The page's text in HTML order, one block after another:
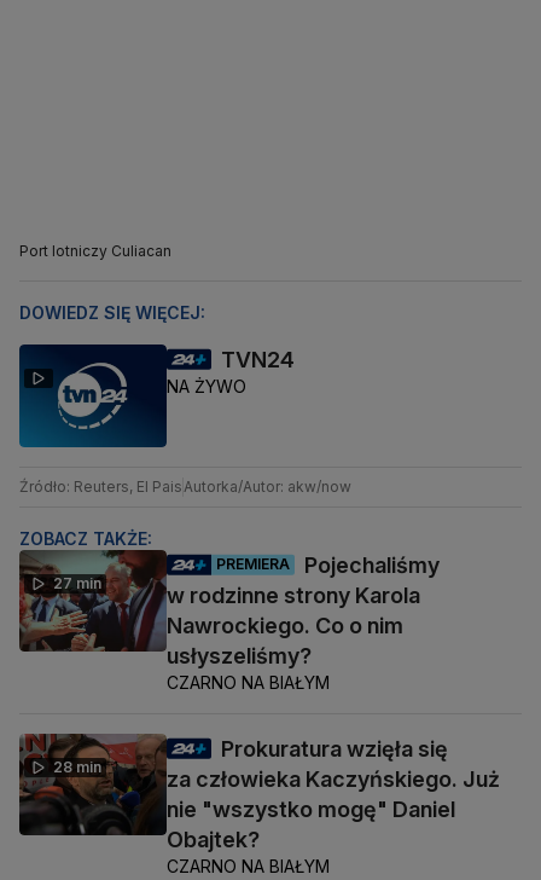
Port lotniczy Culiacan
DOWIEDZ SIĘ WIĘCEJ:
TVN24
NA ŻYWO
Źródło: Reuters, El Pais Autorka/Autor: akw/now
ZOBACZ TAKŻE:
27 min
PREMIERA
Pojechaliśmy
w rodzinne strony Karola
Nawrockiego. Co o nim
usłyszeliśmy?
CZARNO NA BIAŁYM
28 min
Prokuratura wzięła się
za człowieka Kaczyńskiego. Już
nie "wszystko mogę" Daniel
Obajtek?
CZARNO NA BIAŁYM